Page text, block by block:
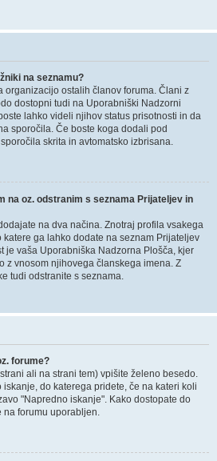
na seznamu?
organizacijo ostalih članov foruma. Člani z
dostopni tudi na Uporabniški Nadzorni
lahko videli njihov status prisotnosti in da
sporočila. Če boste koga dodali pod
skrita in avtomatsko izbrisana.
na oz. odstranim s seznama Prijateljev in
na dva načina. Znotraj profila vsakega
ga lahko dodate na seznam Prijateljev
je vaša Uporabniška Nadzorna Plošča, kjer
z vnosom njihovega članskega imena. Z
tudi odstranite s seznama.
forume?
ali na strani tem) vpišite želeno besedo.
do katerega pridete, če na kateri koli
"Napredno iskanje". Kako dostopate do
na forumu uporabljen.